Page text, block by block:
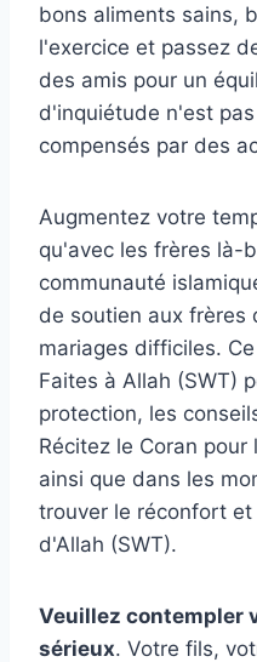
bons aliments sains,
l'exercice et passez
des amis pour un
d'inquiétude n'est
compensés par des
Augmentez votre
qu'avec les frères là-
communauté
de soutien aux frères
mariages difficiles.
Faites à Allah (SWT)
protection, les
Récitez le Coran
ainsi que dans les
trouver le réconfort
d'Allah (SWT).
Veuillez contempler
sérieux. Votre fils,